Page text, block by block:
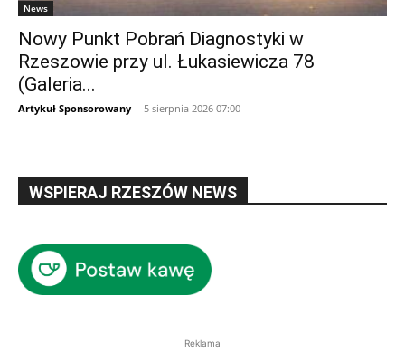
News
Nowy Punkt Pobrań Diagnostyki w
Rzeszowie przy ul. Łukasiewicza 78
(Galeria...
Artykuł Sponsorowany - 5 sierpnia 2026 07:00
WSPIERAJ RZESZÓW NEWS
Reklama